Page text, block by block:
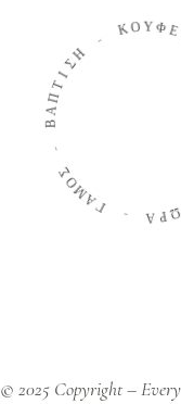
Γ
Α
Μ
Ο
Β
Α
Π
Τ
Ι
Σ Η
- ΚΟΥ
Δ
Ω
Ρ
© 2025 Copyright –